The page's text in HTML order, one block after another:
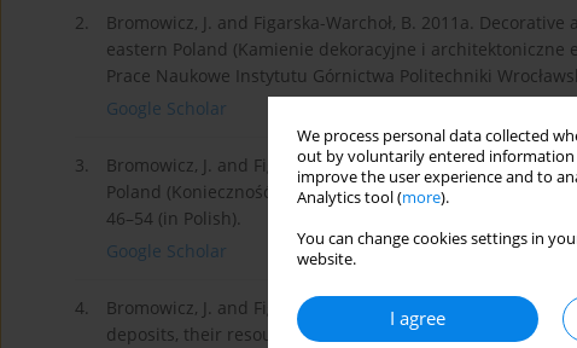
We process personal data collected
out by voluntarily entered information
improve the user experience and to
Analytics tool (more).
You can change cookies settings in
website.
I agree
2.
Bromowicz, J. and Figarska-Warchoł, B. 2011a.
eastern Poland (Kamienie dekoracyjne i architektoniczne
Prace Naukowe Instytutu Górnictwa Politechniki
Google Scholar
3.
Bromowicz, J. and Figarska-Warchoł, B. 2011b. The
Poland (Konieczność ochrony złóż unikalnych wapieni
46–54 (in Polish).
Google Scholar
4.
Bromowicz, J. and Figarska-Warchoł, B. 2012.
deposits, their resources and perspectives of exploitation